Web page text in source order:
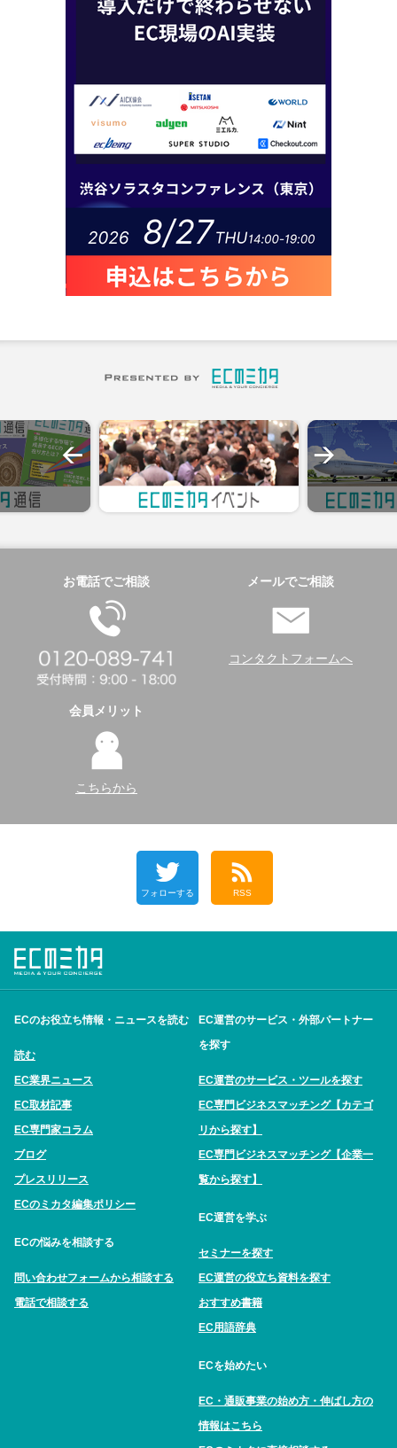
お電話でご相談 メールでご相談
コンタクトフォームへ
会員メリット
こちらから
フォローする RSS
ECのお役立ち情報・ニュースを読む
読む
EC業界ニュース
EC取材記事
EC専門家コラム
ブログ
プレスリリース
ECのミカタ編集ポリシー
ECの悩みを相談する
問い合わせフォームから相談する
電話で相談する
EC運営のサービス・外部パートナー
を探す
EC運営のサービス・ツールを探す
EC専門ビジネスマッチング【カテゴ
リから探す】
EC専門ビジネスマッチング【企業一
覧から探す】
EC運営を学ぶ
セミナーを探す
EC運営の役立ち資料を探す
おすすめ書籍
EC用語辞典
ECを始めたい
EC・通販事業の始め方・伸ばし方の
情報はこちら